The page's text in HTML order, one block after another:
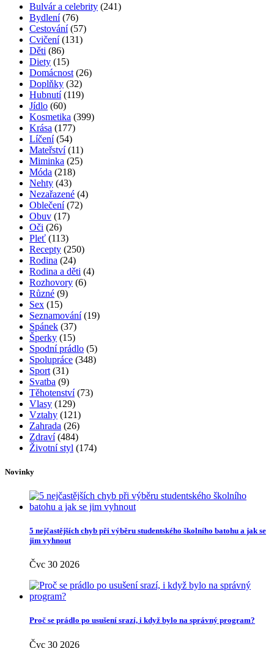
Bulvár a celebrity (241)
Bydlení(76)
Cestování(57)
Cvičení(131)
Děti (86)
Diety (15)
Domácnost (26)
Doplňky (32)
Hubnutí(119)
Jídlo (60)
Kosmetika (399)
Krása (177)
Líčení(54)
Mateřství(11)
Miminka (25)
Móda (218)
Nehty (43)
Nezařazené (4)
Oblečení(72)
Obuv (17)
Oči (26)
Pleť (113)
Recepty (250)
Rodina (24)
Rodina a děti (4)
Rozhovory (6)
Různé (9)
Sex (15)
Seznamování(19)
Spánek (37)
Šperky (15)
Spodní prádlo (5)
Spolupráce (348)
Sport (31)
Svatba (9)
Těhotenství(73)
Vlasy (129)
Vztahy (121)
Zahrada (26)
Zdraví(484)
Životní styl (174)
Novinky
5 nejčastějších chyb při výběru studentského školního batohu a jak se
jim vyhnout
Čvc 30 2026
Proč se prádlo po usušení srazí, i když bylo na správný program?
Čvc 30 2026